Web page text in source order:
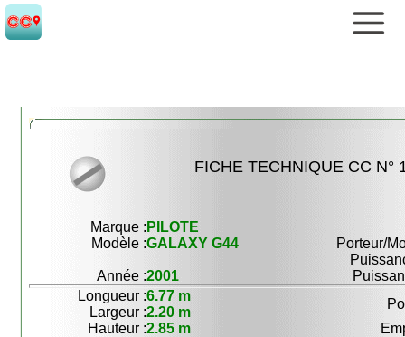
FICHE TECHNIQUE CC N°
Marque : PILOTE
Modèle :GALAXY G44
Porteur/
Année :2001
Longueur :6.77 m
Largeur :2.20 m
Hauteur :2.85 m